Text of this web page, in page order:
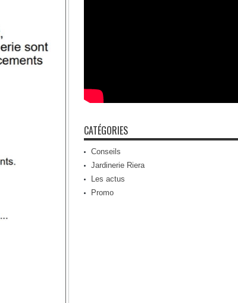
CATÉGORIES
Conseils
Jardinerie Riera
Les actus
Promo